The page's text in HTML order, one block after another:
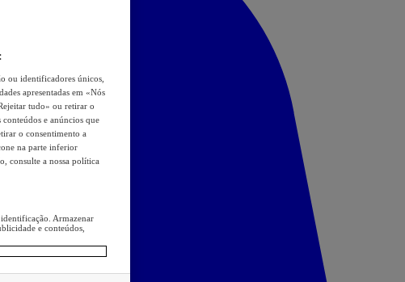
ou identificadores únicos,
apresentadas em «Nós
tudo» ou retirar o
conteúdos e anúncios que
o consentimento a
na parte inferior
consulte a nossa política
Armazenar
e conteúdos,